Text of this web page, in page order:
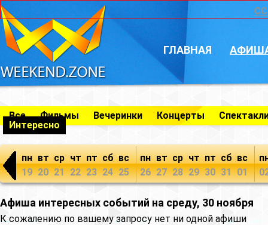
ГЛАВНАЯ
Все Фильмы Вечеринки Концерты
Интересно
пн
19
вт
20
ср
21
чт
22
пт
23
сб
24
вс
25
пн
26
вт
27
ср
28
чт
29
пт
30
сб
31
вс
01
Афиша интересных событий на среду, 30 ноября
К сожалению по вашему запросу нет ни одной афиши